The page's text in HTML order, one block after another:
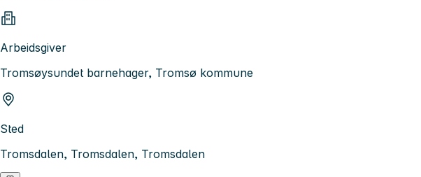
Arbeidsgiver
Tromsøysundet barnehager, Tromsø kommune
Sted
Tromsdalen, Tromsdalen, Tromsdalen